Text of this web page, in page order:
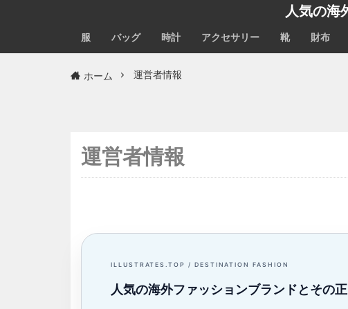
人気の海
服 バッグ 時計 アクセサリー 靴 財布
ホーム 運営者情報
運営者情報
ILLUSTRATES.TOP / DESTINATION FASHION
人気の海外ファッションブランドとその